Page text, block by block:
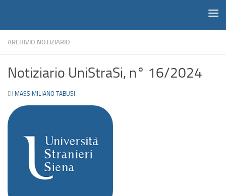
ARCHIVIO NOTIZIARIO
Notiziario UniStraSi, n° 16/2024
DI MASSIMILIANO TABUSI